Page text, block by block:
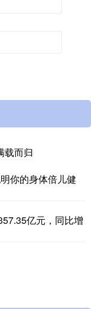
载而归
你的身体倍儿健
亿元，同比增